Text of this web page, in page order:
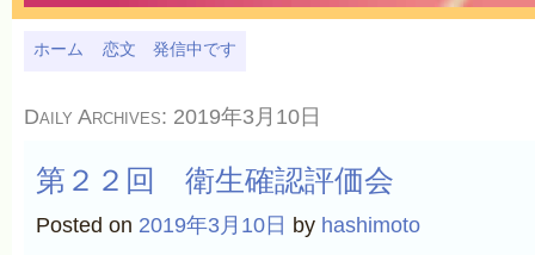
ホーム 恋文 発信中です
Daily Archives: 2019年3月10日
第２２回 衛生確認評価会
Posted on 2019年3月10日 by hashimoto